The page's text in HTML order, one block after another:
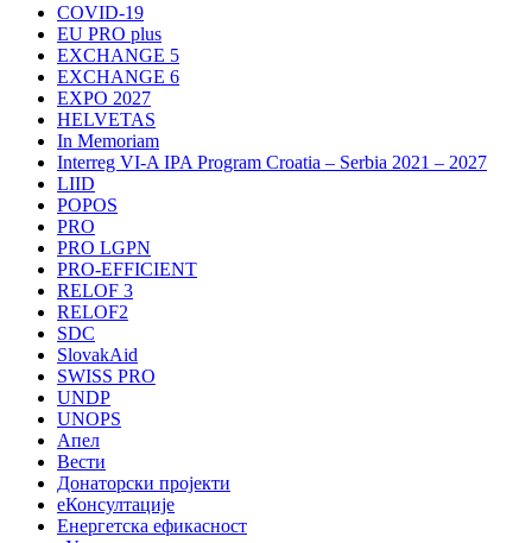
COVID-19
EU PRO plus
EXCHANGE 5
EXCHANGE 6
EXPO 2027
HELVETAS
In Memoriam
Interreg VI-A IPA Program Croatia – Serbia 2021 – 2027
LIID
POPOS
PRO
PRO LGPN
PRO-EFFICIENT
RELOF 3
RELOF2
SDC
SlovakAid
SWISS PRO
UNDP
UNOPS
Апел
Вести
Донаторски пројекти
еКонсултације
Енергетска ефикасност